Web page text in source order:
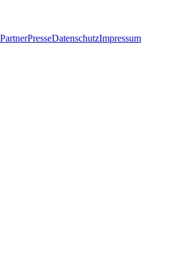
PartnerPresseDatenschutzImpressum